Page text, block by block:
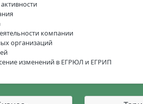
компании
организаций
изменений в ЕГРЮЛ и ЕГРИП